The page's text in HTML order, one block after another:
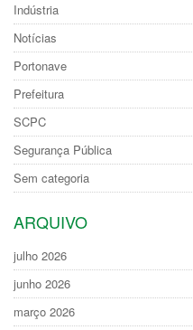
Indústria
Notícias
Portonave
Prefeitura
SCPC
Segurança Pública
Sem categoria
ARQUIVO
julho 2026
junho 2026
março 2026